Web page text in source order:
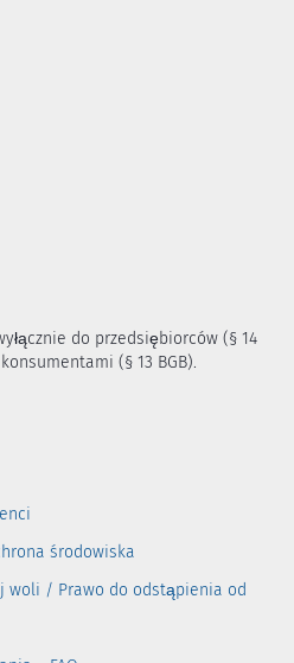
do przedsiębiorców (§ 14
(§ 13 BGB).
środowiska
woli / Prawo do odstąpienia od